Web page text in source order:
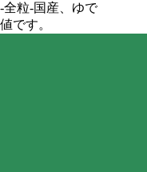
全粒-国産、ゆで
です。